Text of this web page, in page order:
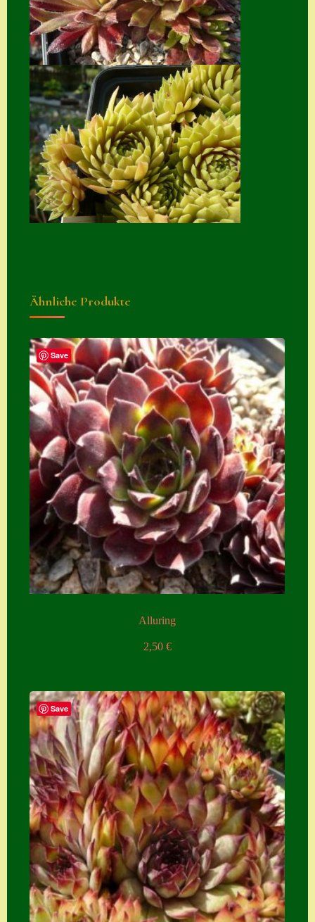
Sue Thomas
Translator
Versand
Versand von
Semps
Warenkorb
Warenkorb
Widerrufsbelehru
ng
Zubehör
Ähnliche Produkte
Save
Alluring
2,50 €
Save